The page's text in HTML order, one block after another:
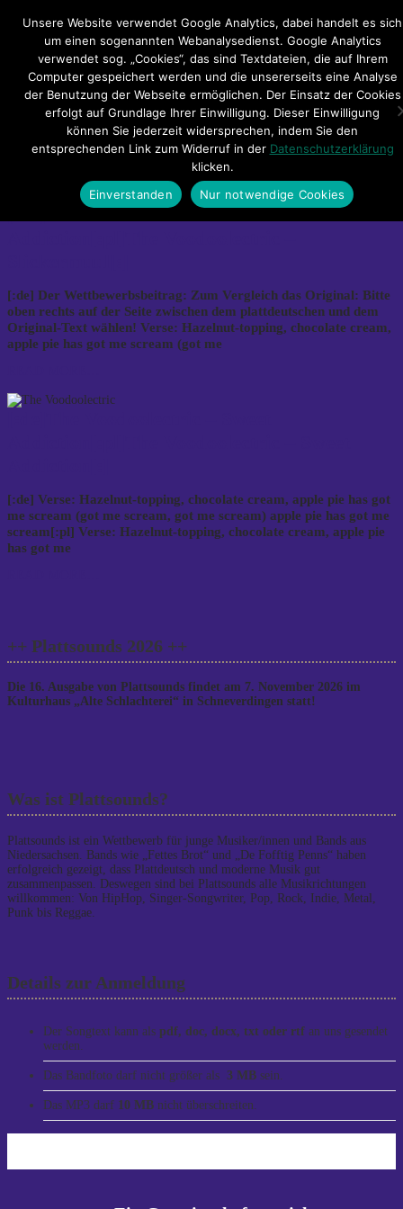
Impressum Datenschutzerklärung
Teilnahmebedingungen
Sitemap
Kontakt
Archives
Tag Archives: The Voodoolectric
[:de]The Voodoolectric – Sweet
[:de] Der Wettbewerbsbeitrag: Zum Vergleich das Original: Bitte
oben rechts auf der Seite zwischen dem plattdeutschen und dem
Original-Text wählen! Verse: Hazelnut-topping, chocolate cream,
apple pie has got me scream (got me
[:de] Verse: Hazelnut-topping, chocolate cream, apple pie has got
me scream (got me scream, got me scream) apple pie has got me
scream[:pl] Verse: Hazelnut-topping, chocolate cream, apple pie
has got me
++ Plattsounds 2026 ++
Die 16. Ausgabe von Plattsounds findet am 7. November 2026 im
Kulturhaus „Alte Schlachterei“ in Schneverdingen statt!
Was ist Plattsounds?
Plattsounds ist ein Wettbewerb für junge Musiker/innen und Bands aus
Niedersachsen. Bands wie „Fettes Brot“ und „De Fofftig Penns“ haben
erfolgreich gezeigt, dass Plattdeutsch und moderne Musik gut
zusammenpassen. Deswegen sind bei Plattsounds alle Musikrichtungen
willkommen: Von HipHop, Singer-Songwriter, Pop, Rock, Indie, Metal,
Punk bis Reggae.
Details zur Anmeldung
Der Songtext kann als pdf, doc, docx, txt oder rtf an uns gesendet
werden.
Das Bandfoto darf nicht größer als 3 MB sein.
Das MP3 darf 10 MB nicht überschreiten.
Hauptmenü
Unsere Website verwendet Google Analytics, dabei handelt es sich
um einen sogenannten Webanalysedienst. Google Analytics
verwendet sog. „Cookies“, das sind Textdateien, die auf Ihrem
Computer gespeichert werden und die unsererseits eine Analyse
der Benutzung der Webseite ermöglichen. Der Einsatz der Cookies
erfolgt auf Grundlage Ihrer Einwilligung. Dieser Einwilligung
können Sie jederzeit widersprechen, indem Sie den
entsprechenden Link zum Widerruf in der Datenschutzerklärung
klicken.
Einverstanden
Nur notwendige Cookies